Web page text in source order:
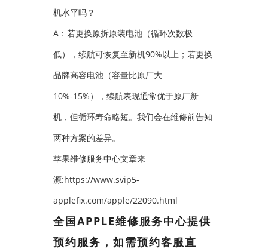
机水平吗？
A：若更换原拆原装电池（循环次数极
低），续航可恢复至新机90%以上；若更换
品牌高容电池（容量比原厂大
10%-15%），续航表现通常优于原厂新
机，但循环寿命略短。我们会在维修前告知
两种方案的差异。
苹果维修服务中心文章来
源:https://www.svip5-
applefix.com/apple/22090.html
全国APPLE维修服务中心提供
预约服务，如需预约客服直